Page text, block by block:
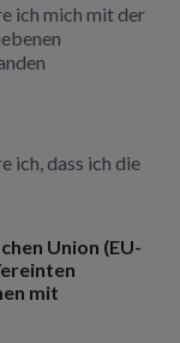
ich mich mit der
ich, dass ich die
Union (EU-
mit